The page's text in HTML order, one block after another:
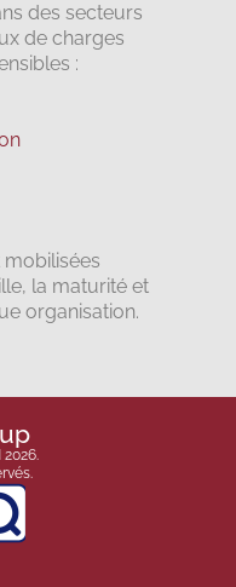
des secteurs
de charges
:
mobilisées
la maturité et
organisation.
2026.